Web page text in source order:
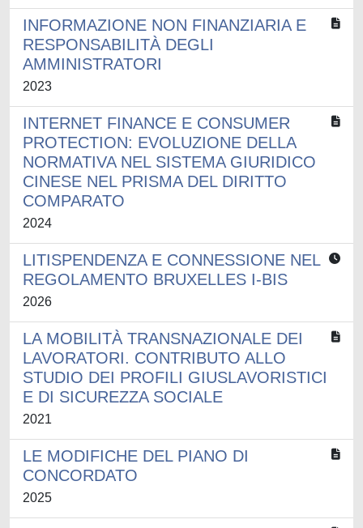
INFORMAZIONE NON FINANZIARIA E
RESPONSABILITÀ DEGLI
AMMINISTRATORI
2023
INTERNET FINANCE E CONSUMER
PROTECTION: EVOLUZIONE DELLA
NORMATIVA NEL SISTEMA GIURIDICO
CINESE NEL PRISMA DEL DIRITTO
COMPARATO
2024
LITISPENDENZA E CONNESSIONE NEL
REGOLAMENTO BRUXELLES I-BIS
2026
LA MOBILITÀ TRANSNAZIONALE DEI
LAVORATORI. CONTRIBUTO ALLO
STUDIO DEI PROFILI GIUSLAVORISTICI
E DI SICUREZZA SOCIALE
2021
LE MODIFICHE DEL PIANO DI
CONCORDATO
2025